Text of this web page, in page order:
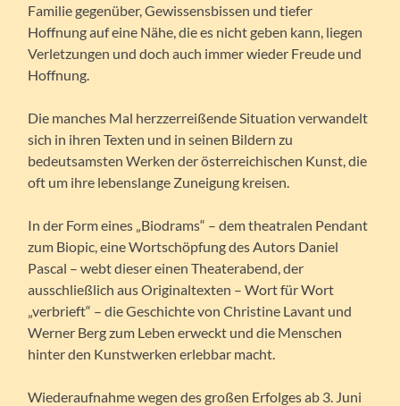
Familie gegenüber, Gewissensbissen und tiefer
Hoffnung auf eine Nähe, die es nicht geben kann, liegen
Verletzungen und doch auch immer wieder Freude und
Hoffnung.
Die manches Mal herzzerreißende Situation verwandelt
sich in ihren Texten und in seinen Bildern zu
bedeutsamsten Werken der österreichischen Kunst, die
oft um ihre lebenslange Zuneigung kreisen.
In der Form eines „Biodrams“ – dem theatralen Pendant
zum Biopic, eine Wortschöpfung des Autors Daniel
Pascal – webt dieser einen Theaterabend, der
ausschließlich aus Originaltexten – Wort für Wort
„verbrieft“ – die Geschichte von Christine Lavant und
Werner Berg zum Leben erweckt und die Menschen
hinter den Kunstwerken erlebbar macht.
Wiederaufnahme wegen des großen Erfolges ab 3. Juni